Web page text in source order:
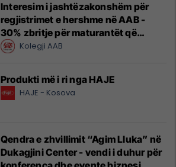
Interesim i jashtëzakonshëm për
regjistrimet e hershme në AAB -
30% zbritje për maturantët që
regjistrohen tani
Kolegji AAB
Produkti më i ri nga HAJE
HAJE - Kosova
Qendra e zhvillimit “Agim Lluka” në
Dukagjini Center - vendi i duhur për